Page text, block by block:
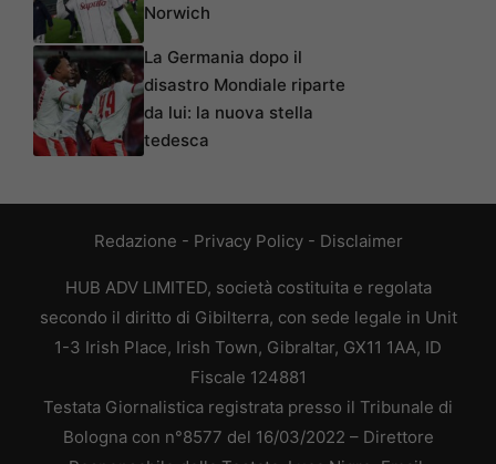
Norwich
La Germania dopo il
disastro Mondiale riparte
da lui: la nuova stella
tedesca
Redazione - Privacy Policy- Disclaimer
HUB ADV LIMITED, società costituita e regolata
secondo il diritto di Gibilterra, con sede legale in Unit
1-3 Irish Place, Irish Town, Gibraltar, GX11 1AA, ID
Fiscale 124881
Testata Giornalistica registrata presso il Tribunale di
Bologna con n°8577 del 16/03/2022 – Direttore